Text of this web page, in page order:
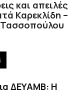
και απειλές
Καρεκλίδη –
Τασσοπούλου
ΔΕΥΑΜΒ: Η